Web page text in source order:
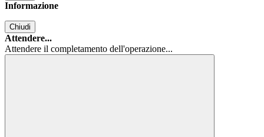
Informazione
Chiudi
Attendere...
Attendere il completamento dell'operazione...